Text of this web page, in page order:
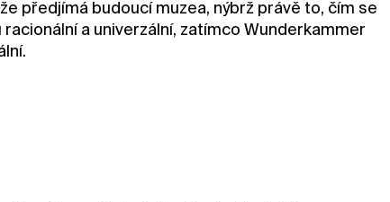
předjímá budoucí muzea, nýbrž právě to, čím se
racionální a univerzální, zatímco Wunderkammer